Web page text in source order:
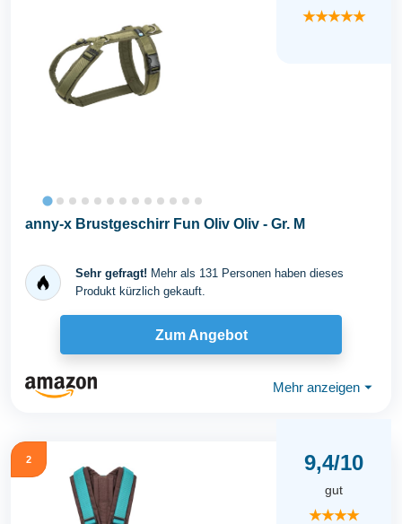
★★★★★
anny-x Brustgeschirr Fun Oliv Oliv - Gr. M
Sehr gefragt! Mehr als 131 Personen haben dieses
Produkt kürzlich gekauft.
Zum Angebot
Mehr anzeigen ⏷
2 9,4/10
gut
★★★★